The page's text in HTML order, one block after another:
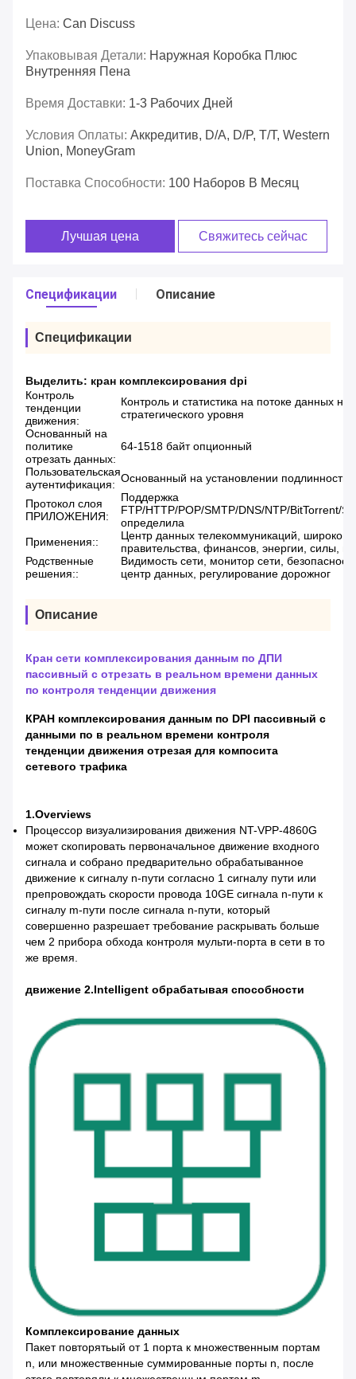
Цена: Can Discuss
Упаковывая Детали: Наружная Коробка Плюс
Внутренняя Пена
Время Доставки: 1-3 Рабочих Дней
Условия Оплаты: Аккредитив, D/A, D/P, T/T, Western
Union, MoneyGram
Поставка Способности: 100 Наборов В Месяц
Лучшая цена Свяжитесь сейчас
Спецификации Описание
Спецификации
Выделить: кран комплексирования dpi
Контроль
тенденции
движения:
Контроль и статистика на потоке данных на
стратегического уровня
Основанный на
политике
отрезать данных:
64-1518 байт опционный
Пользовательская
аутентификация: Основанный на установлении подлинности
Протокол слоя
ПРИЛОЖЕНИЯ:
Поддержка
FTP/HTTP/POP/SMTP/DNS/NTP/BitTorrent/
определила
Применения::
Центр данных телекоммуникаций,
правительства, финансов, энергии, силы,
Родственные
решения::
Видимость сети, монитор сети,
центр данных, регулирование дорожног
Описание
Кран сети комплексирования данным по ДПИ
пассивный с отрезать в реальном времени данных
по контроля тенденции движения
КРАН комплексирования данным по DPI пассивный с
данными по в реальном времени контроля
тенденции движения отрезая для компосита
сетевого трафика
1.Overviews
Процессор визуализирования движения NT-VPP-4860G
может скопировать первоначальное движение входного
сигнала и собрано предварительно обрабатыванное
движение к сигналу n-пути согласно 1 сигналу пути или
препровождать скорости провода 10GE сигнала n-пути к
сигналу m-пути после сигнала n-пути, который
совершенно разрешает требование раскрывать больше
чем 2 прибора обхода контроля мульти-порта в сети в то
же время.
движение 2.Intelligent обрабатывая способности
Комплексирование данных
Пакет повторятьый от 1 порта к множественным портам
n, или множественные суммированные порты n, после